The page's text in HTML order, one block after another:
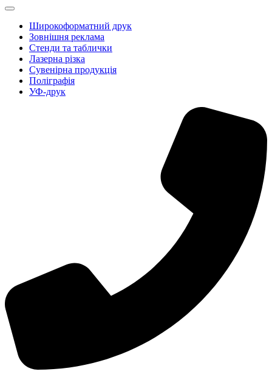
Широкоформатний друк
Зовнішня реклама
Стенди та таблички
Лазерна різка
Сувенірна продукція
Поліграфія
УФ-друк